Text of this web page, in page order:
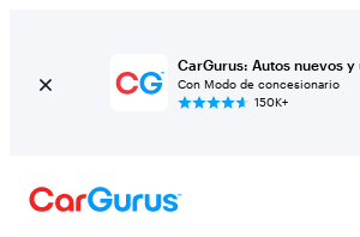
CarGurus: Autos nuevos y
Con Modo de concesionario
150K+